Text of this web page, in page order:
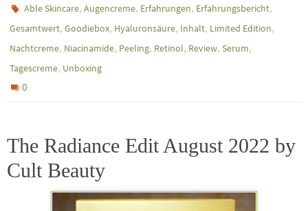
Able Skincare,Augencreme, Erfahrungen, Erfahrungsbericht,
Gesamtwert, Goodiebox, Hyaluronsäure, Inhalt, Limited Edition,
Nachtcreme, Niacinamide, Peeling, Retinol, Review, Serum,
Tagescreme, Unboxing
0
The Radiance Edit August 2022 by
Cult Beauty